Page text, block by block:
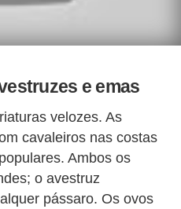
e emas
velozes. As
cavaleiros nas costas
Ambos os
o avestruz
pássaro. Os ovos